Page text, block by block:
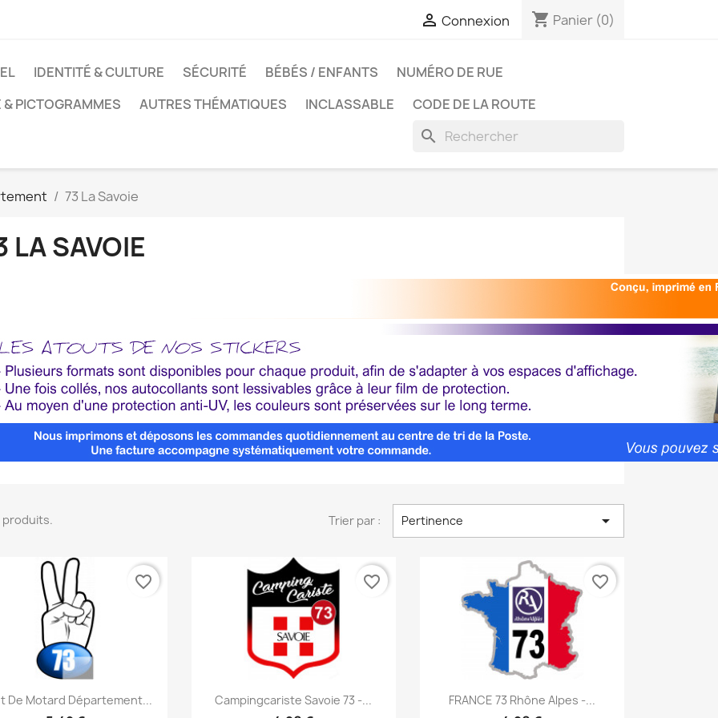
 Connexion shopping_cart Panier (0)
IDENTITÉ & CULTURE SÉCURITÉ BÉBÉS / ENFANTS
NUMÉRO DE RUE
PICTOGRAMMES
AUTRES THÉMATIQUES INCLASSABLE CODE DE LA ROUTE
search
73 La Savoie
LA SAVOIE
produits. Trier par : Pertinence 
Aperçu rapide
De Motard Département...
favorite_border
Aperçu rapide
Campingcariste Savoie 73 -...
favorite_border
Aperçu rapide
FRANCE 73 Rhône Alpes -...
favorite_border